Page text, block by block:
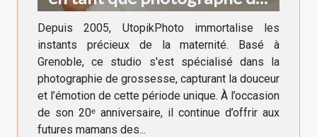
grossesse à Grenoble !
Depuis 2005, UtopikPhoto immortalise les
instants précieux de la maternité. Basé à
Grenoble, ce studio s'est spécialisé dans la
photographie de grossesse, capturant la douceur
et l’émotion de cette période unique. À l’occasion
de son 20ᵉ anniversaire, il continue d’offrir aux
futures mamans des...